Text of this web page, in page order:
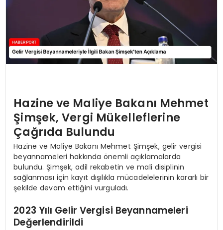
Hazine ve Maliye Bakanı Mehmet
Şimşek, Vergi Mükelleflerine
Çağrıda Bulundu
Hazine ve Maliye Bakanı Mehmet Şimşek, gelir vergisi
beyannameleri hakkında önemli açıklamalarda
bulundu. Şimşek, adil rekabetin ve mali disiplinin
sağlanması için kayıt dışılıkla mücadelelerinin kararlı bir
şekilde devam ettiğini vurguladı.
2023 Yılı Gelir Vergisi Beyannameleri
Değerlendirildi